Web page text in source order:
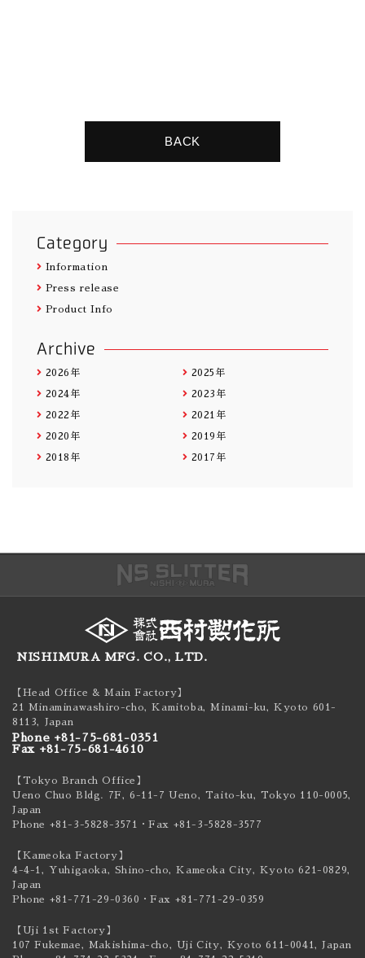
BACK
Category
Information
Press release
Product Info
Archive
2026年 2025年
2024年 2023年
2022年 2021年
2020年 2019年
2018年 2017年
NISHIMURA MFG. CO., LTD.
【Head Office & Main Factory】
21 Minaminawashiro-cho, Kamitoba, Minami-ku,Kyoto 601-
8113, Japan
Phone +81-75-681-0351
Fax +81-75-681-4610
【Tokyo Branch Office】
Ueno Chuo Bldg. 7F, 6-11-7 Ueno, Taito-ku, Tokyo 110-0005,
Japan
Phone +81-3-5828-3571
・Fax +81-3-5828-3577
【Kameoka Factory】
4-4-1, Yuhigaoka, Shino-cho, Kameoka City, Kyoto 621-0829,
Japan
Phone +81-771-29-0360 ・Fax +81-771-29-0359
【Uji 1st Factory】
107 Fukemae, Makishima-cho, Uji City, Kyoto 611-0041, Japan